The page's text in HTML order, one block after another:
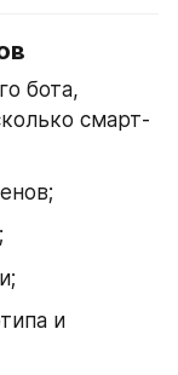
бота,
смарт-
и